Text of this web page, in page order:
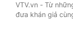
VTV.vn - Từ
đưa khán giả